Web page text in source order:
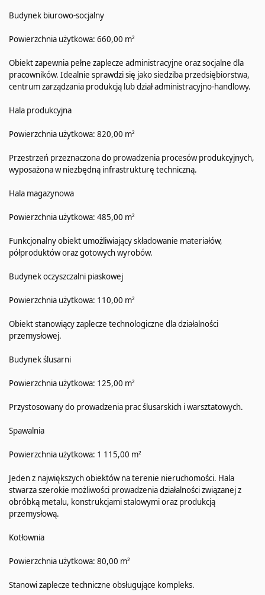
Budynek biurowo-socjalny
Powierzchnia użytkowa: 660,00 m²
Obiekt zapewnia pełne zaplecze administracyjne oraz socjalne dla
pracowników. Idealnie sprawdzi się jako siedziba przedsiębiorstwa,
centrum zarządzania produkcją lub dział administracyjno-handlowy.
Hala produkcyjna
Powierzchnia użytkowa: 820,00 m²
Przestrzeń przeznaczona do prowadzenia procesów produkcyjnych,
wyposażona w niezbędną infrastrukturę techniczną.
Hala magazynowa
Powierzchnia użytkowa: 485,00 m²
Funkcjonalny obiekt umożliwiający składowanie materiałów,
półproduktów oraz gotowych wyrobów.
Budynek oczyszczalni piaskowej
Powierzchnia użytkowa: 110,00 m²
Obiekt stanowiący zaplecze technologiczne dla działalności
przemysłowej.
Budynek ślusarni
Powierzchnia użytkowa: 125,00 m²
Przystosowany do prowadzenia prac ślusarskich i warsztatowych.
Spawalnia
Powierzchnia użytkowa: 1 115,00 m²
Jeden z największych obiektów na terenie nieruchomości. Hala
stwarza szerokie możliwości prowadzenia działalności związanej z
obróbką metalu, konstrukcjami stalowymi oraz produkcją
przemysłową.
Kotłownia
Powierzchnia użytkowa: 80,00 m²
Stanowi zaplecze techniczne obsługujące kompleks.